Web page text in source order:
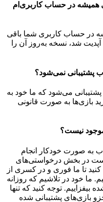
همیشه در حساب‌ کاربری‌ام
در حساب کاربری شما باقی
شد، نسخه به‌روز آن را
پشتیبانی نمی‌شود؟
می‌شود که ما خود به
بازی‌ها به صورت قانونی
نیست؟
به صورت خودکار انجام
در بخش درخواستی‌های
تا ما فوری و در کسری از
ما خود در تلاشیم که روزانه
بیفزاییم. توجه کنید که تنها
بازی‌های پشتیبانی شده